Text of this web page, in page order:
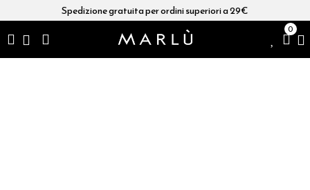
Spedizione gratuita per ordini superiori a 29€
0